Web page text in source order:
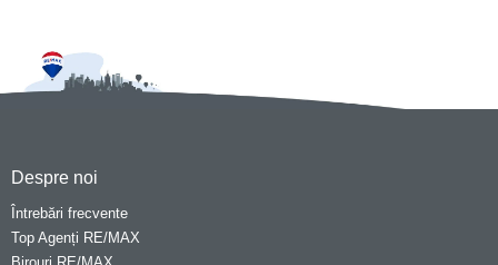
Despre noi
Întrebări frecvente
Top Agenți RE/MAX